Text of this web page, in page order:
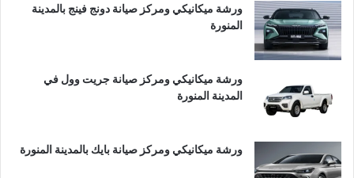
ورشة ميكانيكي ومركز صيانة دونج فينج بالمدينة
المنورة
ورشة ميكانيكي ومركز صيانة جريت وول في
المدينة المنورة
ورشة ميكانيكي ومركز صيانة بايك بالمدينة المنورة